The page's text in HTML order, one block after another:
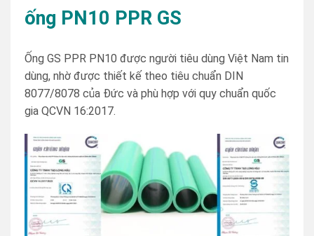
ống PN10 PPR GS
Ống GS PPR PN10 được người tiêu dùng Việt Nam tin
dùng, nhờ được thiết kế theo tiêu chuẩn DIN
8077/8078 của Đức và phù hợp với quy chuẩn quốc
gia QCVN 16:2017.